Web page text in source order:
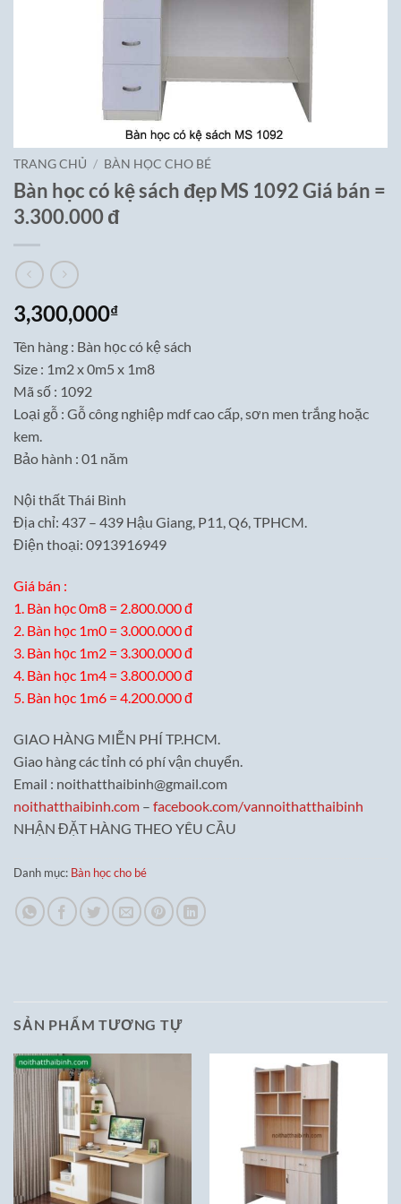
TRANG CHỦ / BÀN HỌC CHO BÉ
Bàn học có kệ sách đẹp MS 1092 Giá bán =
3.300.000 đ
3,300,000₫
Tên hàng : Bàn học có kệ sách
Size : 1m2 x 0m5 x 1m8
Mã số : 1092
Loại gỗ : Gỗ công nghiệp mdf cao cấp, sơn men trắng hoặc
kem.
Bảo hành : 01 năm
Nội thất Thái Bình
Địa chỉ: 437 – 439 Hậu Giang, P11, Q6, TPHCM.
Điện thoại: 0913916949
Giá bán :
1. Bàn học 0m8 = 2.800.000 đ
2. Bàn học 1m0 = 3.000.000 đ
3. Bàn học 1m2 = 3.300.000 đ
4. Bàn học 1m4 = 3.800.000 đ
5. Bàn học 1m6 = 4.200.000 đ
GIAO HÀNG MIỄN PHÍ TP.HCM.
Giao hàng các tỉnh có phí vận chuyển.
Email : noithatthaibinh@gmail.com
noithatthaibinh.com – facebook.com/vannoithatthaibinh
NHẬN ĐẶT HÀNG THEO YÊU CẦU
Danh mục: Bàn học cho bé
SẢN PHẨM TƯƠNG TỰ